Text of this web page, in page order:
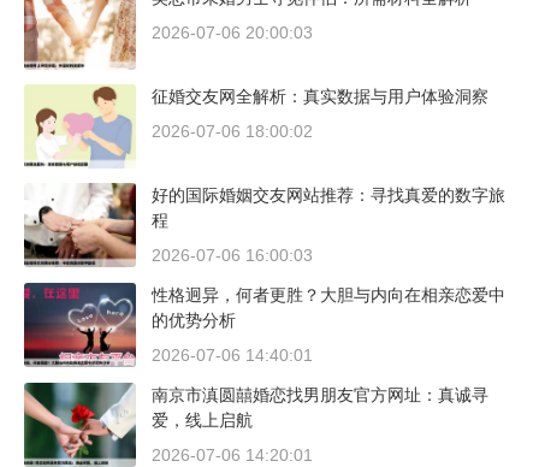
2026-07-06 20:00:03
征婚交友网全解析：真实数据与用户体验洞察
2026-07-06 18:00:02
好的国际婚姻交友网站推荐：寻找真爱的数字旅
程
2026-07-06 16:00:03
性格迥异，何者更胜？大胆与内向在相亲恋爱中
的优势分析
2026-07-06 14:40:01
南京市滇圆囍婚恋找男朋友官方网址：真诚寻
爱，线上启航
2026-07-06 14:20:01